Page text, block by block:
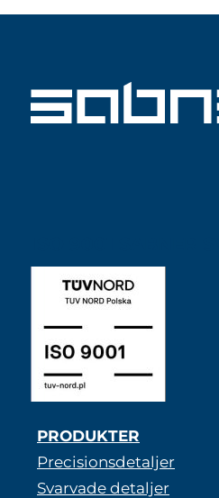
PRODUKTER
Precisionsdetaljer
Svarvade detaljer